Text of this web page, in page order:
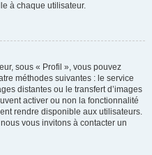
à chaque utilisateur.
sous « Profil », vous pouvez
méthodes suivantes : le service
distantes ou le transfert d’images
activer ou non la fonctionnalité
rendre disponible aux utilisateurs.
vous invitons à contacter un